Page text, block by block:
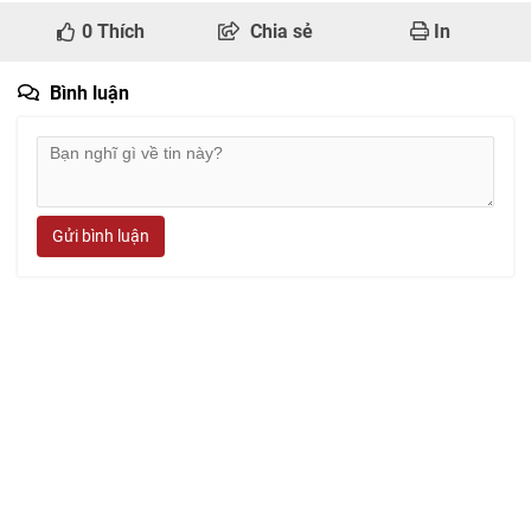
0 Thích Chia sẻ In
Bình luận
Gửi bình luận